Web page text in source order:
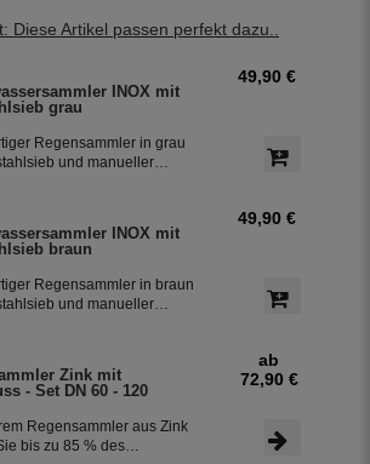
Diese Artikel passen perfekt dazu..
INOX mit
grau
Regensammler in grau
und manueller
sauberes
in ihre Regentonne.
ist bereits 1000-
und wird in die ganze
49,90 €
INOX mit
braun
Regensammler in braun
und manueller
sauberes
in ihre Regentonne.
ist bereits 1000-
und wird in die ganze
49,90 €
Zink mit
- Set DN 60 - 120
Regensammler aus Zink
bis zu 85 % des
ab
72,90 €